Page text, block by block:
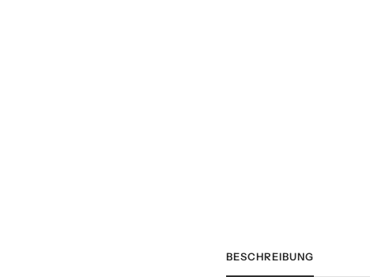
BESCHREIBUNG